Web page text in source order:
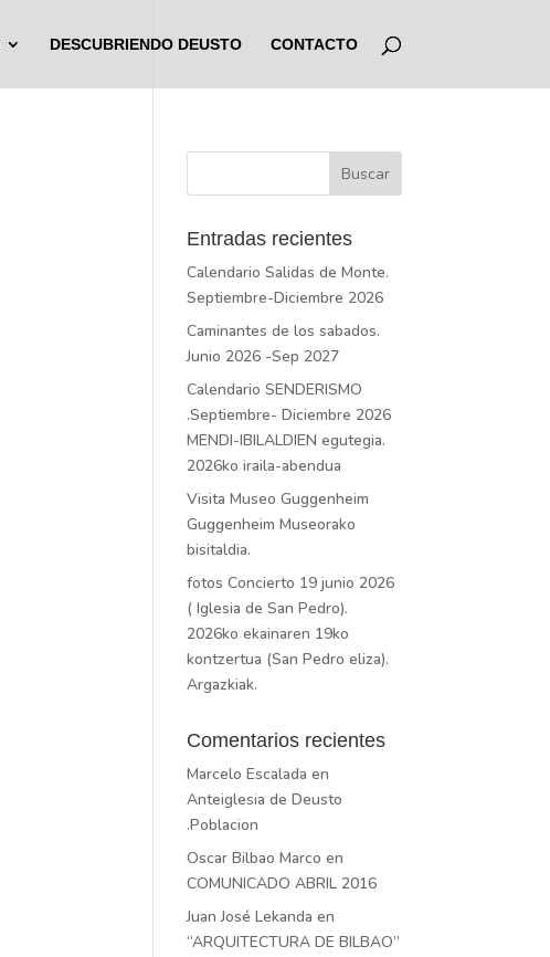
DESCUBRIENDO DEUSTO CONTACTO
Entradas recientes
Calendario Salidas de Monte.
Septiembre-Diciembre 2026
Caminantes de los sabados.
Junio 2026 -Sep 2027
Calendario SENDERISMO
.Septiembre- Diciembre 2026
MENDI-IBILALDIEN egutegia.
2026ko iraila-abendua
Visita Museo Guggenheim
Guggenheim Museorako
bisitaldia.
fotos Concierto 19 junio 2026
( Iglesia de San Pedro).
2026ko ekainaren 19ko
kontzertua (San Pedro eliza).
Argazkiak.
Comentarios recientes
Marcelo Escalada en
Anteiglesia de Deusto
.Poblacion
Oscar Bilbao Marco en
COMUNICADO ABRIL 2016
Juan José Lekanda en
“ARQUITECTURA DE BILBAO”